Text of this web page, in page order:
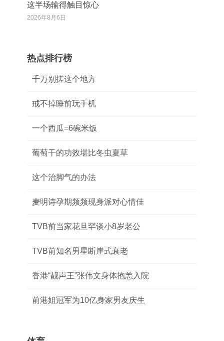
这半场输得触目惊心
2026年8月6日
热点排行榜
千万别搓这个地方
戒不掉睡前玩手机
一个西瓜=6碗米饭
葡萄干的功效堪比冬虫夏草
这个治脚气的办法
麦明诗孕期频频现身派对心情佳
TVB前当家花旦罕谈小8岁老公
TVB前知名男星断崖式衰老
香港“靓声王”张伟文身体抱恙入院
前港姐冠军为10亿身家男友庆生